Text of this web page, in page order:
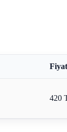
Fiyat
420